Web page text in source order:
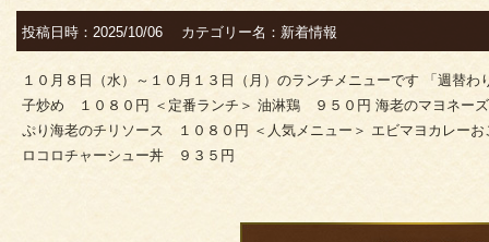
投稿日時：2025/10/06 カテゴリー名：新着情報
１０月８日（水）～１０月１３日（月）のランチメニューです 「週替
子炒め １０８０円 ＜定番ランチ＞ 油淋鶏 ９５０円 海老のマヨネー
ぷり海老のチリソース １０８０円 ＜人気メニュー＞ エビマヨカレー
ロコロチャーシュー丼 ９３５円